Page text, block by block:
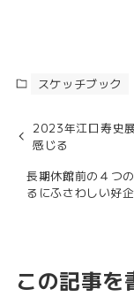
スケッチブック
2023年江口寿史
感じる
長期休館前の４つ
るにふさわしい好
この記事を